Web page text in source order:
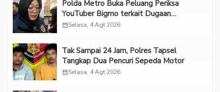
Polda Metro Buka Peluang Periksa
YouTuber Bigmo terkait Dugaan
Eksploitasi Anak
calendar_monthSelasa, 4 Agt 2026
Tak Sampai 24 Jam, Polres Tapsel
Tangkap Dua Pencuri Sepeda Motor
calendar_monthSelasa, 4 Agt 2026